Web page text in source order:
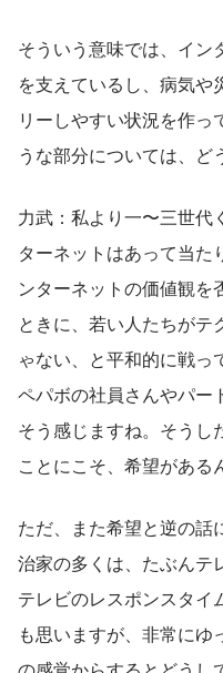
そういう意味では、イン
を支えているし、病気
リーしやすい状況を作っ
うな部分については、ど
力武：私より一〜三世代
ターネットはあって当た
ンターネットの価値観を
ときに、若い人たちがテ
ゃない、と平和的に戦っ
ペパボの社員さんやパー
そう感じますね。そうし
ことにこそ、希望がある
ただ、また希望と逆の話
治家の多くは、たぶんテ
テレビのレスポンスタイ
も思いますが、非常にゆ